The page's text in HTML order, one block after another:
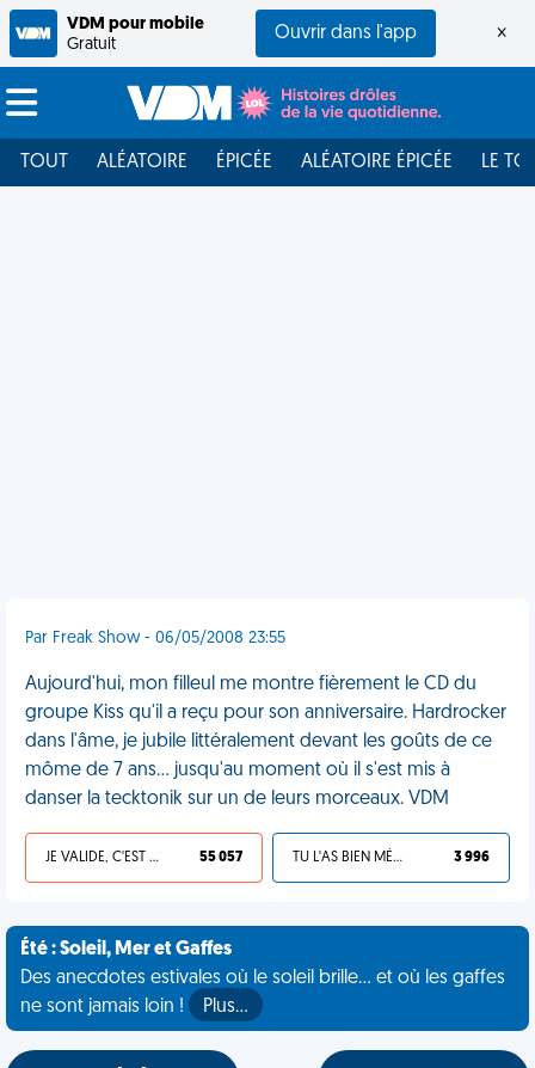
VDM pour mobile
Gratuit
Ouvrir dans l'app ×
TOUT ALÉATOIRE ÉPICÉE ALÉATOIRE ÉPICÉE LE
Par Freak Show - 06/05/2008 23:55
Aujourd'hui, mon filleul me montre fièrement le CD du
groupe Kiss qu'il a reçu pour son anniversaire. Hardrocker
dans l'âme, je jubile littéralement devant les goûts de ce
môme de 7 ans... jusqu'au moment où il s'est mis à
danser la tecktonik sur un de leurs morceaux. VDM
JE VALIDE, C'EST UNE VDM 55 057 TU L'AS BIEN MÉRITÉ 3 996
Été : Soleil, Mer et Gaffes
Des anecdotes estivales où le soleil brille... et où les gaffes
ne sont jamais loin !
Plus…